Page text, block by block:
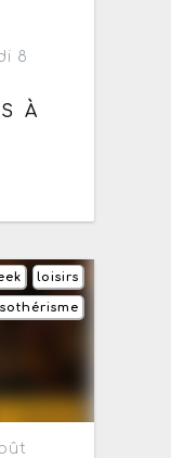
8
À
loisirs